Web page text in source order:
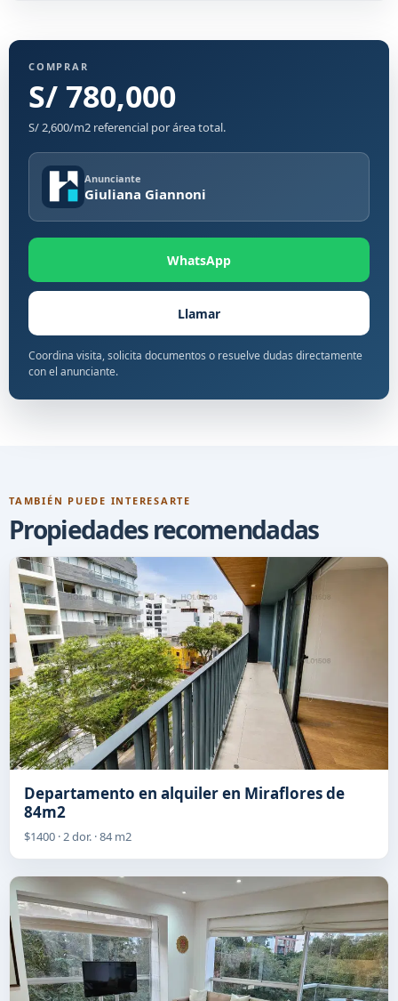
COMPRAR
S/ 780,000
S/ 2,600/m2 referencial por área total.
Anunciante
Giuliana Giannoni
WhatsApp
Llamar
Coordina visita, solicita documentos o resuelve dudas directamente
con el anunciante.
TAMBIÉN PUEDE INTERESARTE
Propiedades recomendadas
Departamento en alquiler en Miraflores de
84m2
$1400 · 2 dor. · 84 m2